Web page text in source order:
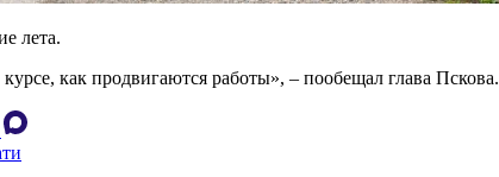
лета.
как продвигаются работы», – пообещал глава Пскова.